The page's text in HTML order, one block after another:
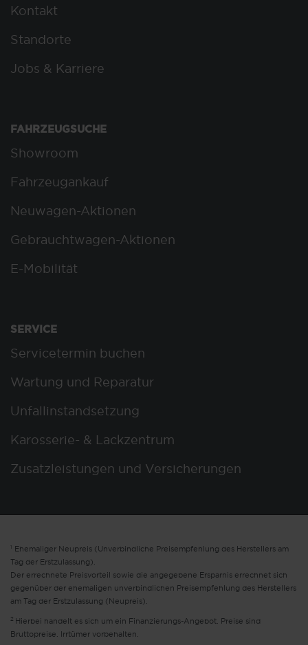
Kontakt
Standorte
Jobs & Karriere
FAHRZEUGSUCHE
Showroom
Fahrzeugankauf
Neuwagen-Aktionen
Gebrauchtwagen-Aktionen
E-Mobilität
SERVICE
Servicetermin buchen
Wartung und Reparatur
Unfallinstandsetzung
Karosserie- & Lackzentrum
Zusatzleistungen und Versicherungen
1 Ehemaliger Neupreis (Unverbindliche Preisempfehlung des Herstellers am
Tag der Erstzulassung).
Der errechnete Preisvorteil sowie die angegebene Ersparnis errechnet sich
gegenüber der ehemaligen unverbindlichen Preisempfehlung des Herstellers
am Tag der Erstzulassung (Neupreis).
2 Hierbei handelt es sich um ein Finanzierungs-Angebot. Preise sind
Bruttopreise. Irrtümer vorbehalten.